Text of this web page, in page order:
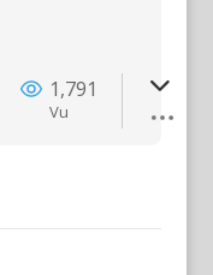
1,791
Vu